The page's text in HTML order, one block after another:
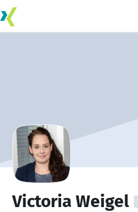
Victoria Weigel